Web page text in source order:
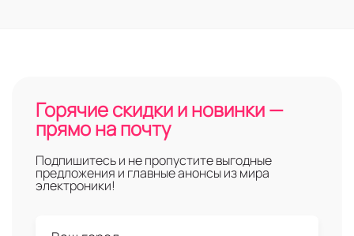
Горячие скидки и новинки —
прямо на почту
Подпишитесь и не пропустите выгодные
предложения и главные анонсы из мира
электроники!